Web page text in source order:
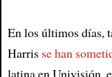
En los últimos días,
Harris se han
latina en Univisión,